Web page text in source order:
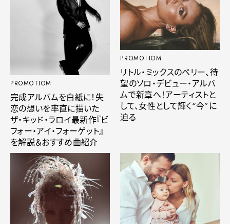
PROMOTIOM
完成アルバムを白紙に！失
恋の想いを率直に描いた
ザ・キッド・ラロイ最新作『ビ
フォー・アイ・フォーゲット』
を解説＆おすすめ曲紹介
PROMOTIOM
リトル・ミックスのペリー、待
望のソロ・デビュー・アルバ
ムで新章へ！アーティストと
して、女性として輝く“今”に
迫る